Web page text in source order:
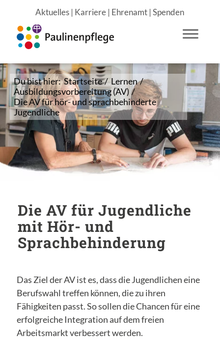
Aktuelles | Karriere | Ehrenamt |Spenden
Du bist hier: Startseite / Lernen /
Ausbildungsvorbereitung (AV) /
Die AV für hör- und sprachbehinderte
Jugendliche
Die AV für Jugendliche
mit Hör- und
Sprachbehinderung
Das Ziel der AV ist es, dass die Jugendlichen eine
Berufswahl treffen können, die zu ihren
Fähigkeiten passt. So sollen die Chancen für eine
erfolgreiche Integration auf dem freien
Arbeitsmarkt verbessert werden.